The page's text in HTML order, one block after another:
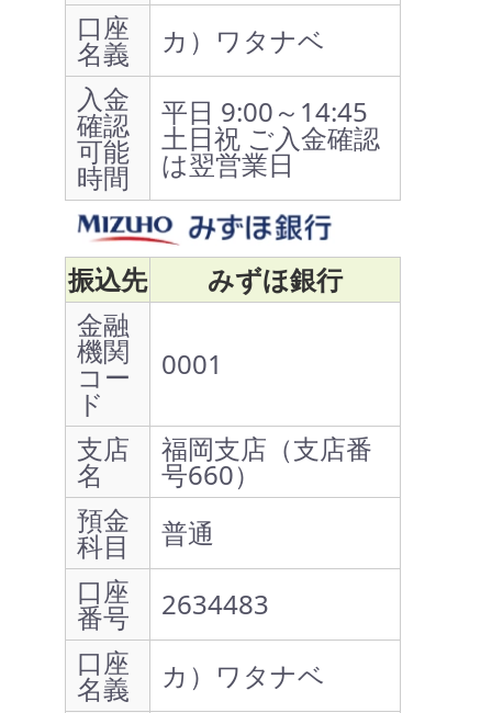
口座
名義
カ）ワタナベ
入金
確認
可能
時間
平日 9:00～14:45
土日祝 ご入金確認
は翌営業日
振込先
みずほ銀行
金融
機関
コー
ド
0001
支店
名
福岡支店（支店番
号660）
預金
科目
普通
口座
番号
2634483
口座
名義
カ）ワタナベ